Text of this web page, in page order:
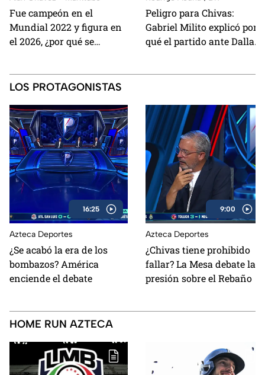
Fue campeón en el
Mundial 2022 y figura en
el 2026, ¿por qué se
Peligro para Chivas:
Gabriel Milito explicó por
qué el partido ante Dallas
LOS PROTAGONISTAS
16:25
Azteca Deportes
¿Se acabó la era de los
bombazos? América
enciende el debate
9:00
Azteca Deportes
¿Chivas tiene prohibido
fallar? La Mesa debate la
presión sobre el Rebaño
HOME RUN AZTECA